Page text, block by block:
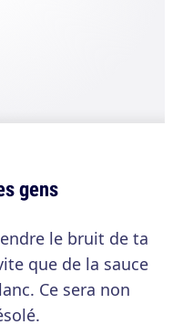
gens
le bruit de ta
que de la sauce
Ce sera non